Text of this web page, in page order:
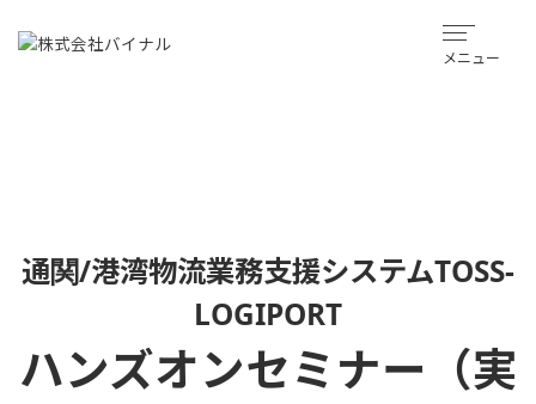
メニュー
通関/港湾物流業務支援システムTOSS-
LOGIPORT
ハンズオンセミナー（実